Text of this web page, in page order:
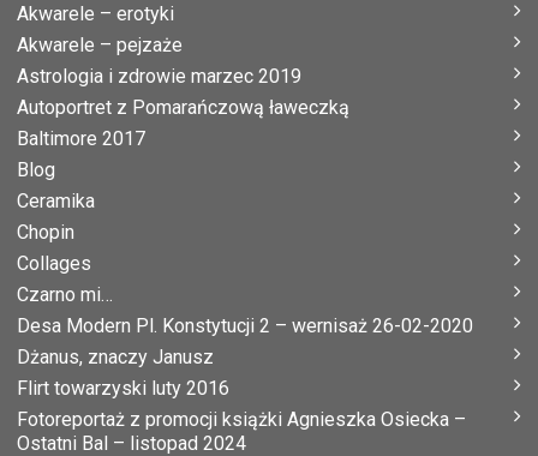
Akwarele – erotyki
Akwarele – pejzaże
Astrologia i zdrowie marzec 2019
Autoportret z Pomarańczową ławeczką
Baltimore 2017
Blog
Ceramika
Chopin
Collages
Czarno mi…
Desa Modern Pl. Konstytucji 2 – wernisaż 26-02-2020
Dżanus, znaczy Janusz
Flirt towarzyski luty 2016
Fotoreportaż z promocji książki Agnieszka Osiecka –
Ostatni Bal – listopad 2024